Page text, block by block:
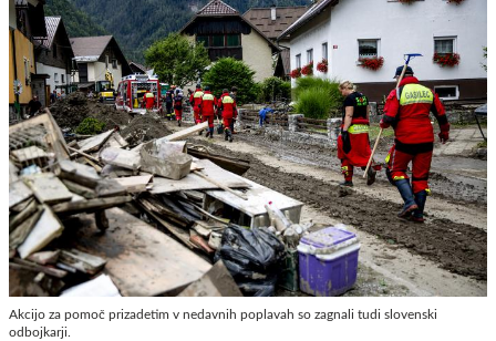
Akcijo za pomoč prizadetim v nedavnih poplavah so zagnali tudi slovenski
odbojkarji.